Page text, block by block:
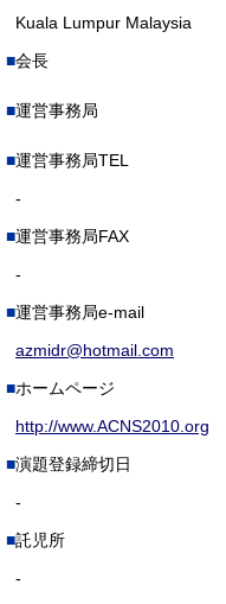
Kuala Lumpur Malaysia
会長
運営事務局
運営事務局TEL
-
運営事務局FAX
-
運営事務局e-mail
azmidr@hotmail.com
ホームページ
http://www.ACNS2010.org
演題登録締切日
-
託児所
-